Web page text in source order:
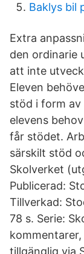
Baklys bil
Extra
den ordinarie
att inte
Eleven
stöd i form av
elevens
får stödet.
särskilt stöd
Skolverket
Publicerad:
Tillverkad:
78 s. Serie:
tillgänglig via